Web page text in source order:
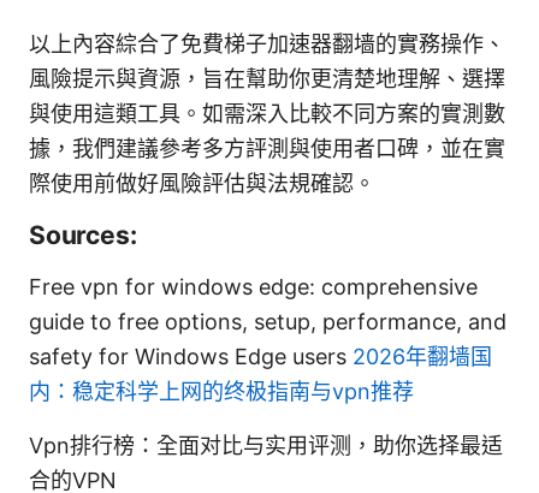
以上內容綜合了免費梯子加速器翻墙的實務操作、
風險提示與資源，旨在幫助你更清楚地理解、選擇
與使用這類工具。如需深入比較不同方案的實測數
據，我們建議參考多方評測與使用者口碑，並在實
際使用前做好風險評估與法規確認。
Sources:
Free vpn for windows edge: comprehensive
guide to free options, setup, performance, and
safety for Windows Edge users 2026年翻墙国
内：稳定科学上网的终极指南与vpn推荐
Vpn排行榜：全面对比与实用评测，助你选择最适
合的VPN